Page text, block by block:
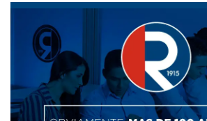
LA U QUE SIEMPRE